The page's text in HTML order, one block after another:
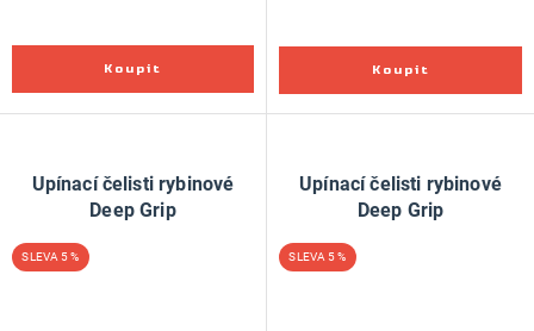
Upínací čelisti rybinové
Deep Grip
5 %
Upínací čelisti rybinové
Deep Grip
5 %